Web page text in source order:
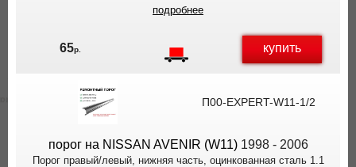
подробнее
65р. купить
П00-EXPERT-W11-1/2
порог на NISSAN AVENIR (W11)1998 - 2006
Порог правый/левый, нижняя часть, оцинкованная сталь 1.1